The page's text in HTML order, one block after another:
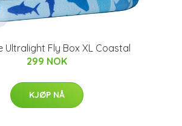
Ultralight Fly Box XL Coastal
299 NOK
KJØP NÅ